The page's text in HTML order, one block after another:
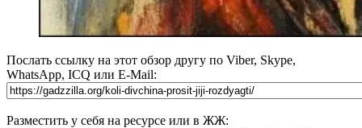
Послать ссылку на этот обзор другу по Viber, Skype,
WhatsApp, ICQ или E-Mail:
Разместить у себя на ресурсе или в ЖЖ: